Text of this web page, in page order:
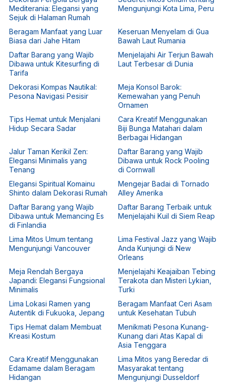
Mediterania: Elegansi yang
Sejuk di Halaman Rumah
Mengunjungi Kota Lima, Peru
Beragam Manfaat yang Luar
Biasa dari Jahe Hitam
Keseruan Menyelam di Gua
Bawah Laut Rumania
Daftar Barang yang Wajib
Dibawa untuk Kitesurfing di
Tarifa
Menjelajahi Air Terjun Bawah
Laut Terbesar di Dunia
Dekorasi Kompas Nautikal:
Pesona Navigasi Pesisir
Meja Konsol Barok:
Kemewahan yang Penuh
Ornamen
Tips Hemat untuk Menjalani
Hidup Secara Sadar
Cara Kreatif Menggunakan
Biji Bunga Matahari dalam
Berbagai Hidangan
Jalur Taman Kerikil Zen:
Elegansi Minimalis yang
Tenang
Daftar Barang yang Wajib
Dibawa untuk Rock Pooling
di Cornwall
Elegansi Spiritual Komainu
Shinto dalam Dekorasi Rumah
Mengejar Badai di Tornado
Alley Amerika
Daftar Barang yang Wajib
Dibawa untuk Memancing Es
di Finlandia
Daftar Barang Terbaik untuk
Menjelajahi Kuil di Siem Reap
Lima Mitos Umum tentang
Mengunjungi Vancouver
Lima Festival Jazz yang Wajib
Anda Kunjungi di New
Orleans
Meja Rendah Bergaya
Japandi: Elegansi Fungsional
Minimalis
Menjelajahi Keajaiban Tebing
Terakota dan Misteri Lykian,
Turki
Lima Lokasi Ramen yang
Autentik di Fukuoka, Jepang
Beragam Manfaat Ceri Asam
untuk Kesehatan Tubuh
Tips Hemat dalam Membuat
Kreasi Kostum
Menikmati Pesona Kunang-
Kunang dari Atas Kapal di
Asia Tenggara
Cara Kreatif Menggunakan
Edamame dalam Beragam
Hidangan
Lima Mitos yang Beredar di
Masyarakat tentang
Mengunjungi Dusseldorf